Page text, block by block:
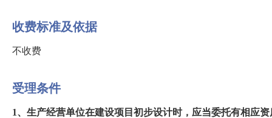
收费标准及依据
不收费
受理条件
1、生产经营单位在建设项目初步设计时，应当委托有相应